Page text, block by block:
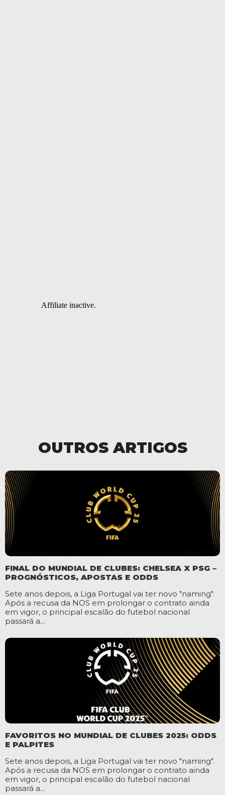
OUTROS ARTIGOS
FINAL DO MUNDIAL DE CLUBES: CHELSEA X PSG –
PROGNÓSTICOS, APOSTAS E ODDS
Sete anos depois, a Liga Portugal vai ter novo "naming".
Após a recusa da NOS em prolongar o contrato ainda
em vigor, o principal escalão do futebol nacional
passará a...
FAVORITOS NO MUNDIAL DE CLUBES 2025: ODDS
E PALPITES
Sete anos depois, a Liga Portugal vai ter novo "naming".
Após a recusa da NOS em prolongar o contrato ainda
em vigor, o principal escalão do futebol nacional
passará a...